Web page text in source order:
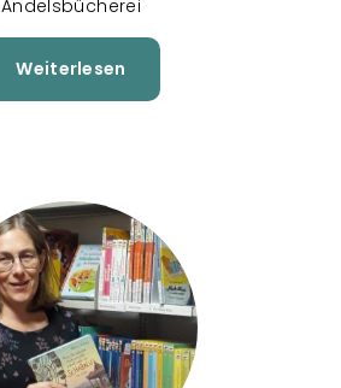
Andelsbücherei
Weiterlesen
Claudia